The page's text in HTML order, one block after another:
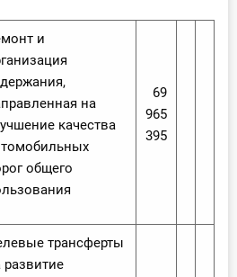
и
на
качества
общего
69
965
395
трансферты
развитие